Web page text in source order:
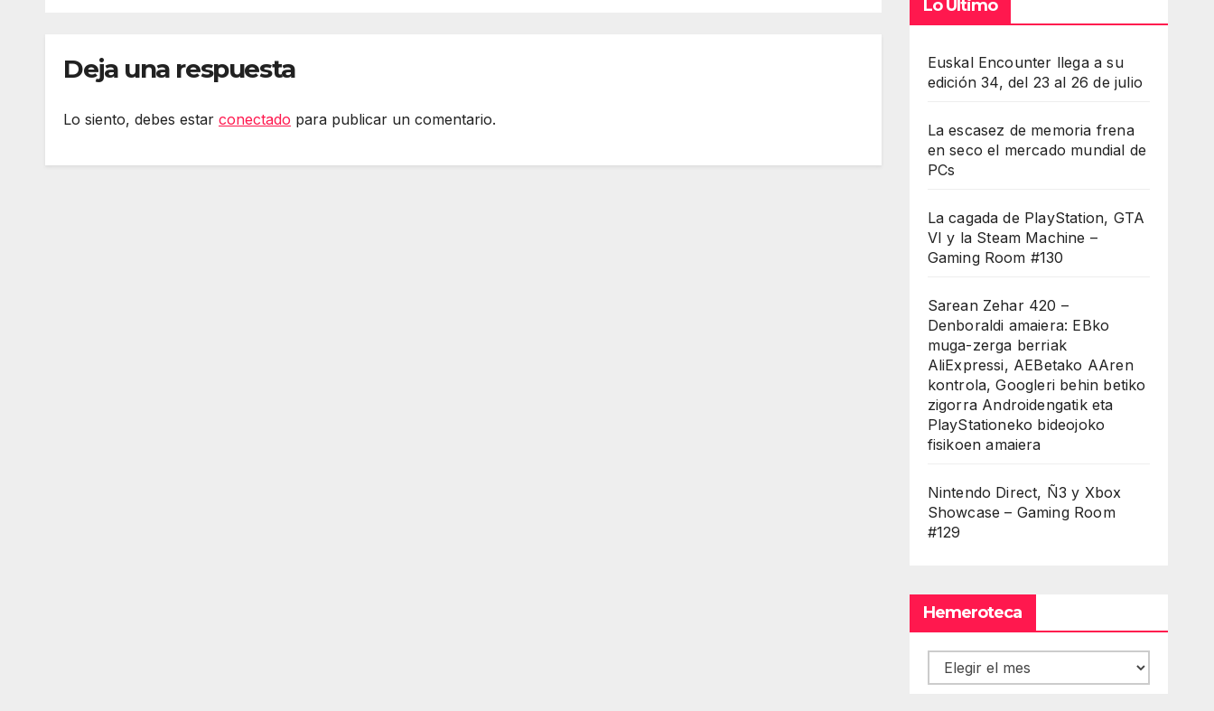
Deja una respuesta
Lo siento, debes estar conectado para publicar un comentario.
Lo Último
Euskal Encounter llega a su
edición 34, del 23 al 26 de julio
La escasez de memoria frena
en seco el mercado mundial de
PCs
La cagada de PlayStation, GTA
VI y la Steam Machine –
Gaming Room #130
Sarean Zehar 420 –
Denboraldi amaiera: EBko
muga-zerga berriak
AliExpressi, AEBetako AAren
kontrola, Googleri behin betiko
zigorra Androidengatik eta
PlayStationeko bideojoko
fisikoen amaiera
Nintendo Direct, Ñ3 y Xbox
Showcase – Gaming Room
#129
Hemeroteca
Hemeroteca